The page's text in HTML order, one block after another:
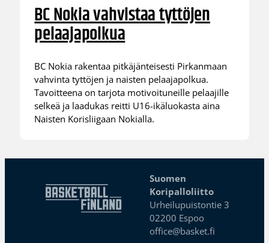
BC Nokia vahvistaa tyttöjen
pelaajapolkua
BC Nokia rakentaa pitkäjänteisesti Pirkanmaan
vahvinta tyttöjen ja naisten pelaajapolkua.
Tavoitteena on tarjota motivoituneille pelaajille
selkeä ja laadukas reitti U16-ikäluokasta aina
Naisten Korisliigaan Nokialla.
Suomen
Koripalloliitto
Urheilupuistontie 3
02200 Espoo
office@basket.fi